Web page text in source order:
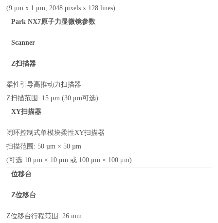
(9 μm x 1 μm, 2048 pixels x 128 lines)
Park NX7原子力显微镜参数
Scanner
Z扫描器
柔性引导高推动力扫描器
Z扫描范围: 15 μm (30 μm可选)
XY扫描器
闭环控制式单模块柔性XY扫描器
扫描范围 :50 µm × 50 µm
(可选 10 μm × 10 μm 或 100 μm × 100 μm)
位移台
Z位移台
Z位移台行程范围 : 26 mm